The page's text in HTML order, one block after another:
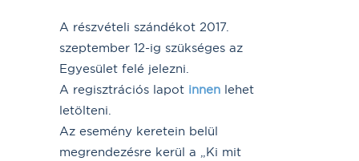
A részvételi szándékot 2017.
szeptember 12-ig szükséges az
Egyesület felé jelezni.
A regisztrációs lapot innen lehet
letölteni.
Az esemény keretein belül
megrendezésre kerül a „Ki mit